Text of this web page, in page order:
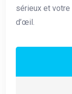
sérieux et
d’œil.